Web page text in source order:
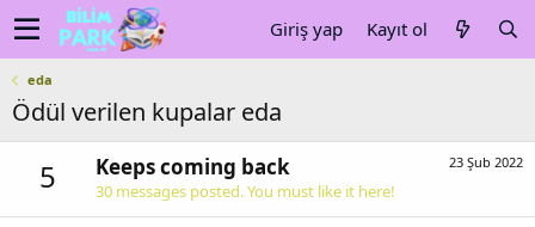
Giriş yap Kayıt ol
eda
Ödül verilen kupalar eda
5 23 Şub 2022
Keeps coming back
30 messages posted. You must like it here!